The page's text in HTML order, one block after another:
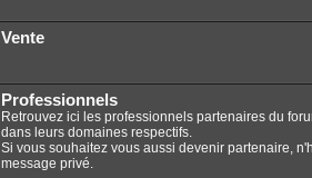
Vente
Professionnels
Retrouvez ici les professionnels partenaires du
dans leurs domaines respectifs.
Si vous souhaitez vous aussi devenir partenaire,
message privé.